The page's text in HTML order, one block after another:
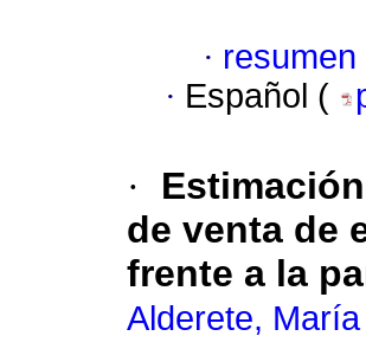
·
· Español (
·
de venta de
frente a la
Alderete,